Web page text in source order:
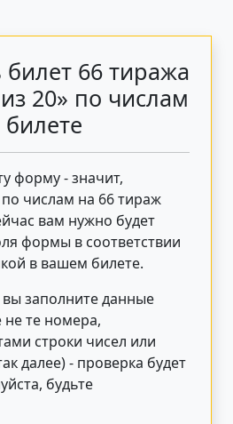
66 тиража
20» по числам
билете
форму - значит,
числам на 66 тираж
вам нужно будет
формы в соответствии
в вашем билете.
вы заполните данные
не те номера,
строки чисел или
далее) - проверка будет
будьте